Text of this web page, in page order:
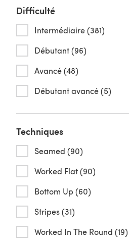
Difficulté
Intermédiaire (381)
Débutant (96)
Avancé (48)
Débutant avancé (5)
Techniques
Seamed (90)
Worked Flat (90)
Bottom Up (60)
Stripes (31)
Worked In The Round (19)